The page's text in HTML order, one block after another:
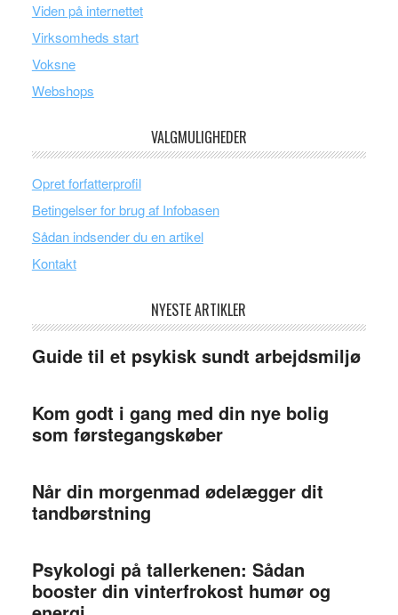
Viden på internettet
Virksomheds start
Voksne
Webshops
VALGMULIGHEDER
Opret forfatterprofil
Betingelser for brug af Infobasen
Sådan indsender du en artikel
Kontakt
NYESTE ARTIKLER
Guide til et psykisk sundt arbejdsmiljø
Kom godt i gang med din nye bolig
som førstegangskøber
Når din morgenmad ødelægger dit
tandbørstning
Psykologi på tallerkenen: Sådan
booster din vinterfrokost humør og